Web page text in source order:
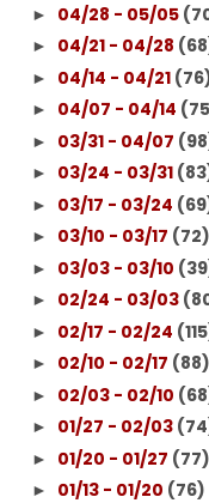
► 04/28 - 05/05
► 04/21 - 04/28
► 04/14 - 04/21
► 04/07 - 04/14
► 03/31 - 04/07
► 03/24 - 03/31
► 03/17 - 03/24
► 03/10 - 03/17 (72)
► 03/03 - 03/10
► 02/24 - 03/03
► 02/17 - 02/24
► 02/10 - 02/17 (88)
► 02/03 - 02/10
► 01/27 - 02/03
► 01/20 - 01/27 (77)
► 01/13 - 01/20 (76)